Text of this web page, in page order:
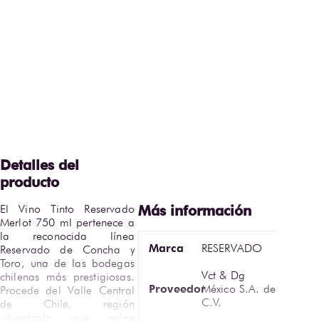
El Vino Tinto Reservado
Merlot 750 ml pertenece a
la reconocida línea
Reservado de Concha y
Toro, una de las bodegas
chilenas más prestigiosas.
Procede del Valle Central
de Chile, región
Marca RESERVADO
Proveedor
Vct & Dg
México S.A. de
C.V.